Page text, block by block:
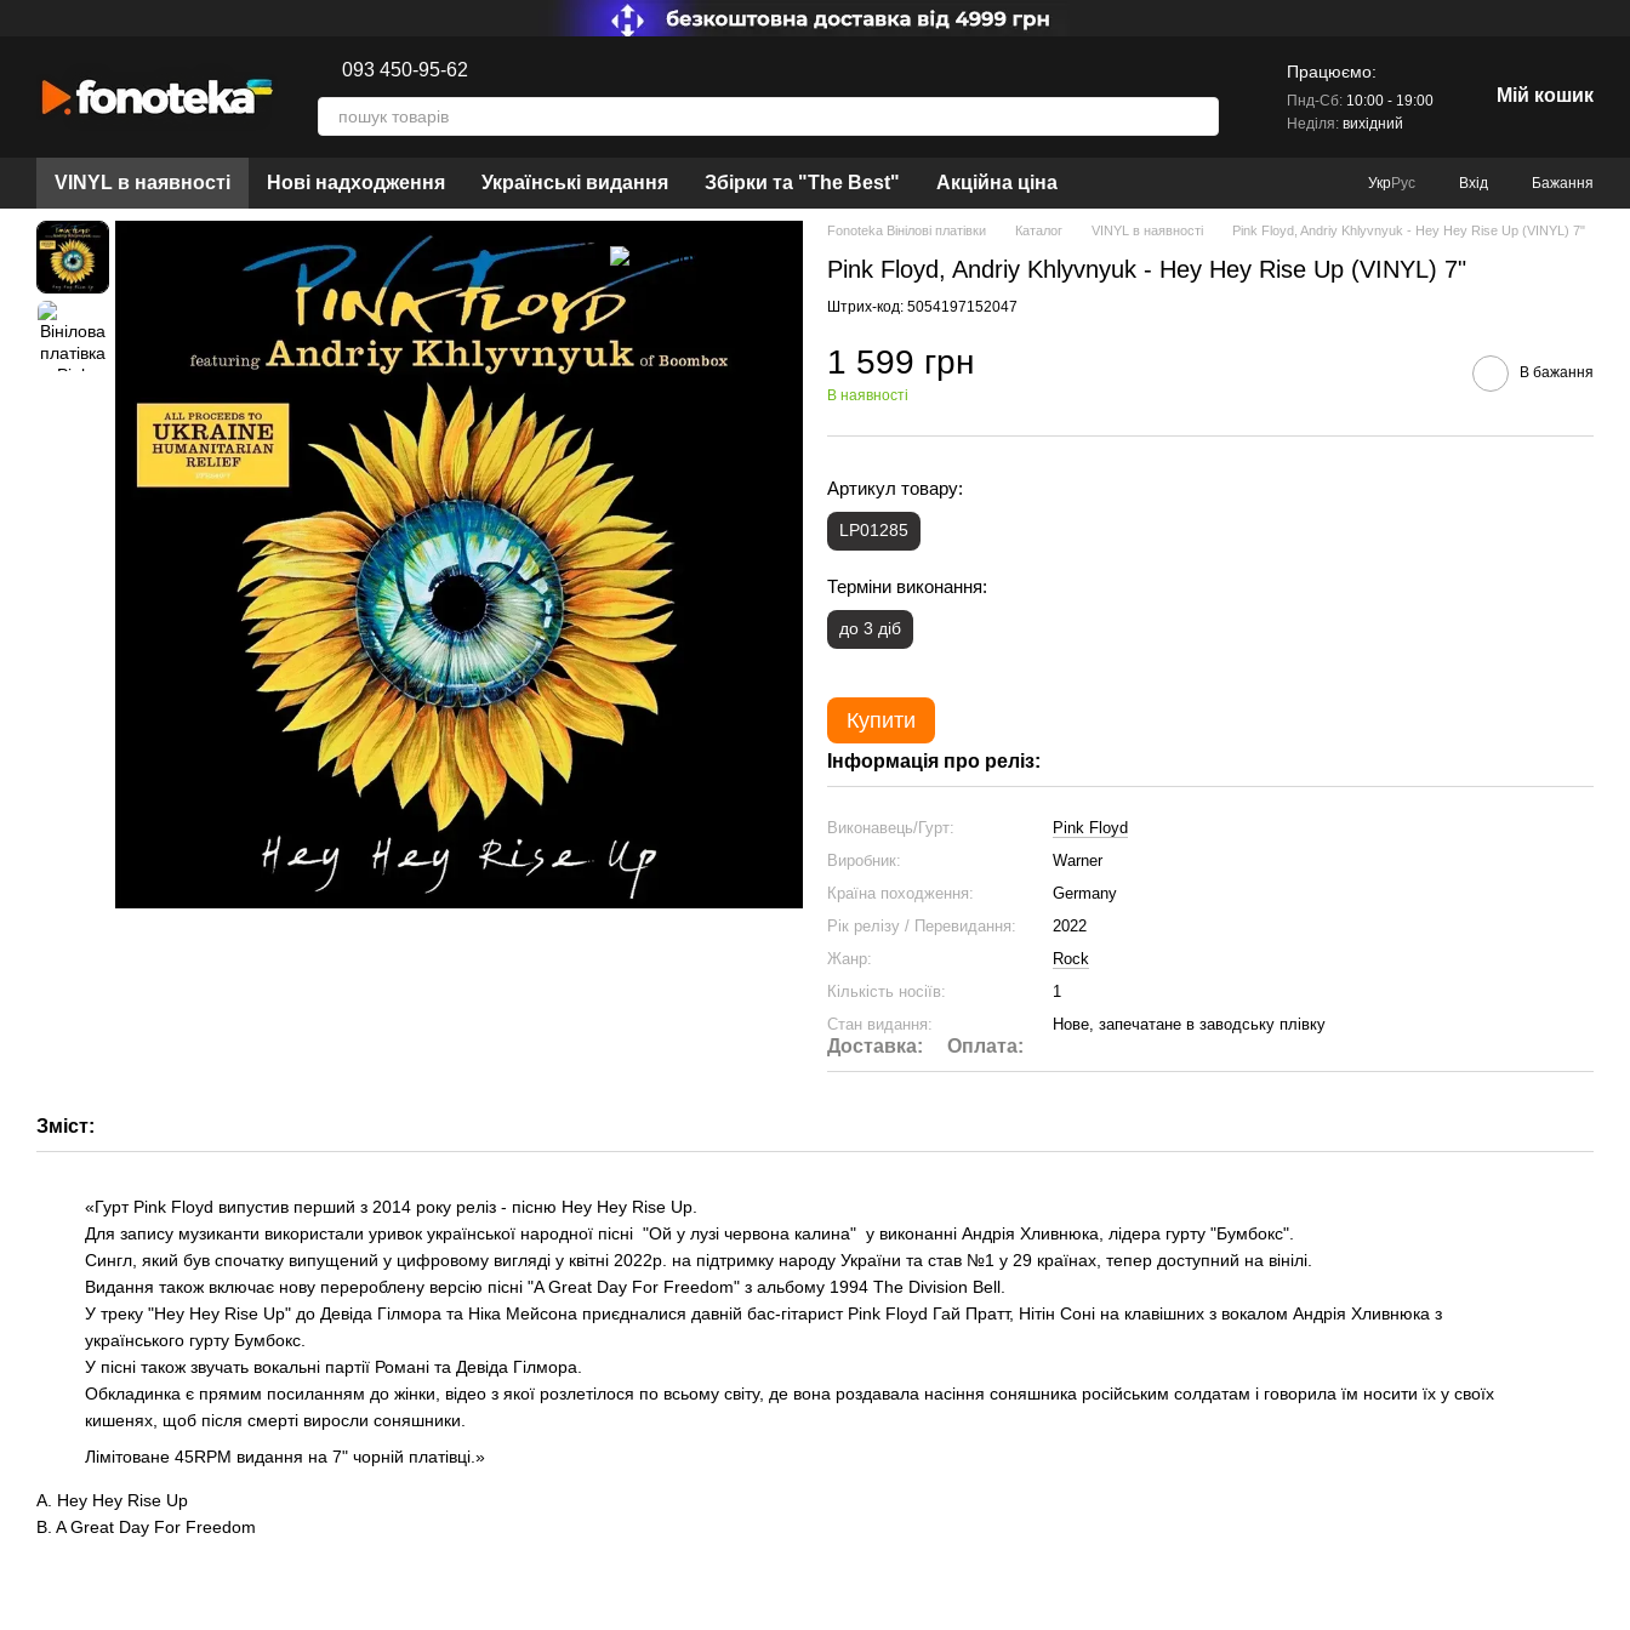
093 450-95-62 Працюємо:
Пнд-Сб:10:00 - 19:00
Неділя:вихідний
Мій кошик
VINYL в наявності Нові надходження Українські видання Збірки та "The Best" Акційна ціна УкрРус Вхід Бажання
Fonoteka Вінілові платівки Каталог VINYL в наявності Pink Floyd, Andriy Khlyvnyuk - Hey Hey Rise Up (VINYL) 7"
Pink Floyd, Andriy Khlyvnyuk - Hey Hey Rise Up (VINYL) 7"
Штрих-код: 5054197152047
1 599 грн
В наявності
В бажання
Артикул товару:
LP01285
Терміни виконання:
до 3 діб
Купити
Інформація про реліз:
Виконавець/Гурт:
Pink Floyd
Виробник:
Warner
Країна походження:
Germany
Рік релізу / Перевидання:
2022
Жанр:
Rock
Кількість носіїв:
1
Стан видання:
Нове, запечатане в заводську плівку
Доставка: Оплата:
Зміст:
«Гурт Pink Floyd випустив перший з 2014 року реліз - пісню Hey Hey Rise Up.
Для запису музиканти використали уривок української народної пісні "Ой у лузі червона калина" у виконанні Андрія Хливнюка, лідера гурту "Бумбокс".
Сингл, який був спочатку випущений у цифровому вигляді у квітні 2022р. на підтримку народу України та став №1 у 29 країнах, тепер доступний на вінілі.
Видання також включає нову перероблену версію пісні "A Great Day For Freedom" з альбому 1994 The Division Bell.
У треку "Hey Hey Rise Up" до Девіда Гілмора та Ніка Мейсона приєдналися давній бас-гітарист Pink Floyd Гай Пратт, Нітін Соні на клавішних з вокалом Андрія Хливнюка з
українського гурту Бумбокс.
У пісні також звучать вокальні партії Романі та Девіда Гілмора.
Обкладинка є прямим посиланням до жінки, відео з якої розлетілося по всьому світу, де вона роздавала насіння соняшника російським солдатам і говорила їм носити їх у своїх
кишенях, щоб після смерті виросли соняшники.
Лімітоване 45RPM видання на 7" чорній платівці.»
A. Hey Hey Rise Up
B. A Great Day For Freedom